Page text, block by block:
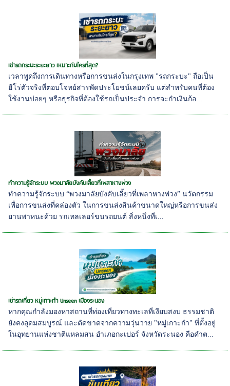
เช่ารถกระบะระยะยาว เหมาะกับใครที่สุด?
เวลาพูดถึงการเดินทางหรือการขนส่งในกรุงเทพ "รถกระบะ" ถือเป็น
ฮีโร่ตัวจริงที่ตอบโจทย์สารพัดประโยชน์เลยครับ แต่สำหรับคนที่ต้อง
ใช้งานบ่อยๆ หรือธุรกิจที่ต้องใช้รถเป็นประจำ การจะกำเงินก้อ...
ทำความรู้จักระบบ พวงมาลัยบังคับเลี้ยวที่เพลาหางพ่วง
ทำความรู้จักระบบ “พวงมาลัยบังคับเลี้ยวที่เพลาหางพ่วง” นวัตกรรม
เพื่อการขนส่งที่คล่องตัว ในการขนส่งสินค้าขนาดใหญ่หรือการขนส่ง
ยานพาหนะด้วย รถเทลเลอร์ขนรถยนต์ สิ่งหนึ่งที่เ...
เช่ารถเที่ยว หมู่เกาะกำ Unseen เมืองระนอง
หากคุณกำลังมองหาสถานที่ท่องเที่ยวทางทะเลที่เงียบสงบ ธรรมชาติ
ยังคงอุดมสมบูรณ์ และตัดขาดจากความวุ่นวาย "หมู่เกาะกำ" ที่ตั้งอยู่
ในอุทยานแห่งชาติแหลมสน อำเภอกะเปอร์ จังหวัดระนอง คือคำต...